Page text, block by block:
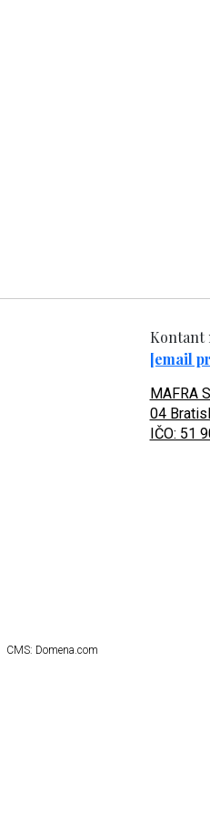
Kontant
[email
MAFRA
04
IČO: 51
CMS: Domena.com